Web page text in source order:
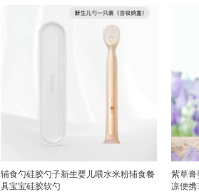
辅食勺硅胶勺子新生婴儿喂水米粉辅食餐
具宝宝硅胶软勺
紫草膏
凉便携